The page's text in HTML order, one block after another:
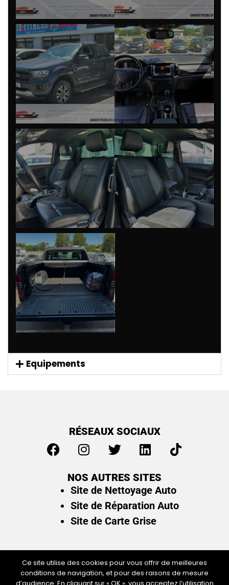
Equipements
RÉSEAUX SOCIAUX
NOS AUTRES SITES
Site de Nettoyage Auto
Site de Réparation Auto
Site de Carte Grise
Plan du site/Mentions légales & politique de
Ce site utilise des cookies pour vous offrir de meilleures
conditions de navigation, et pour des raisons de mesure